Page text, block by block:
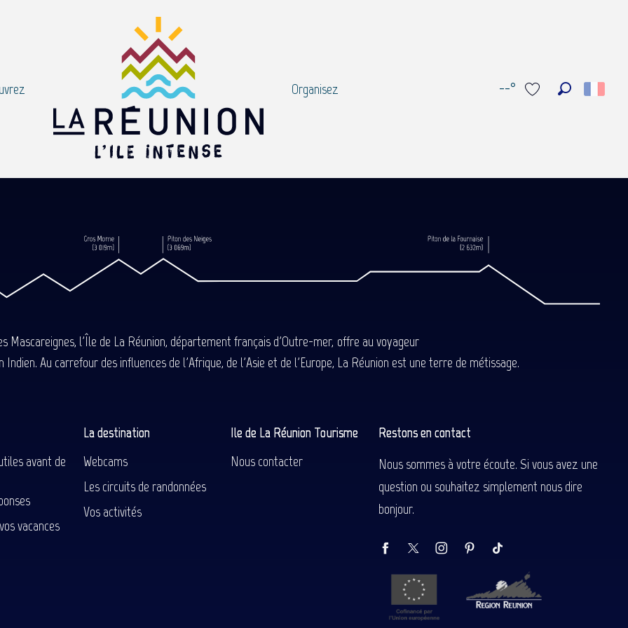
--°
Organisez
Mascareignes, l'Île de La Réunion, département français d'Outre-mer, offre au voyageur
Au carrefour des influences de l'Afrique, de l'Asie et de l'Europe, La Réunion est une terre de métissage.
avant de
vacances
La destination
Webcams
Les circuits de randonnées
Vos activités
Ile de La Réunion Tourisme
Nous contacter
Restons en contact
Nous sommes à votre écoute. Si vous avez une
question ou souhaitez simplement nous dire
bonjour.